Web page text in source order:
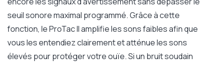
seuil sonore maximal programmé. Grâce à cette
fonction, le ProTac II amplifie les sons faibles afin que
vous les entendiez clairement et atténue les sons
élevés pour protéger votre ouïe. Si un bruit soudain